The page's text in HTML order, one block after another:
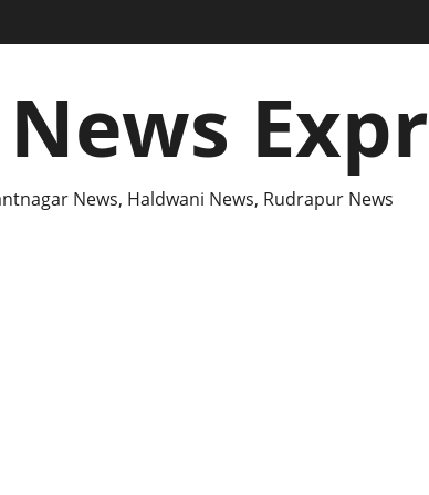
News, Haldwani News, Rudrapur News